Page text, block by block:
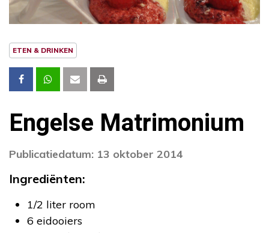
ETEN & DRINKEN
Engelse Matrimonium
Publicatiedatum: 13 oktober 2014
Ingrediënten:
1/2 liter room
6 eidooiers